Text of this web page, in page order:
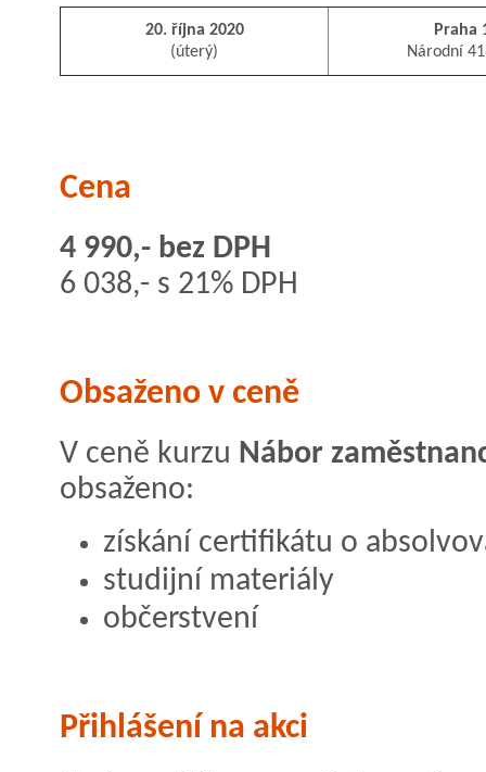
20. října 2020
(úterý)
Praha
Národní
Cena
4 990,- bez DPH
6 038,- s 21% DPH
Obsaženo v ceně
V ceně kurzu Nábor
obsaženo:
získání certifikátu o
studijní materiály
občerstvení
Přihlášení na akci